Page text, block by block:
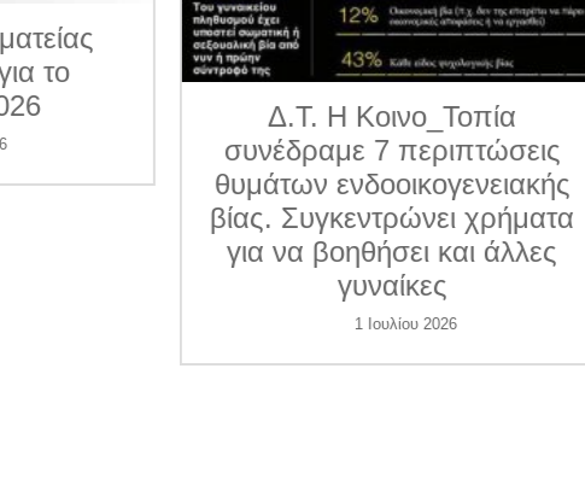
Δ.Τ. Η Κοινο_Τοπία
συνέδραμε 7 περιπτώσεις
θυμάτων ενδοοικογενειακής
βίας. Συγκεντρώνει χρήματα
για να βοηθήσει και άλλες
γυναίκες
1 Ιουλίου 2026